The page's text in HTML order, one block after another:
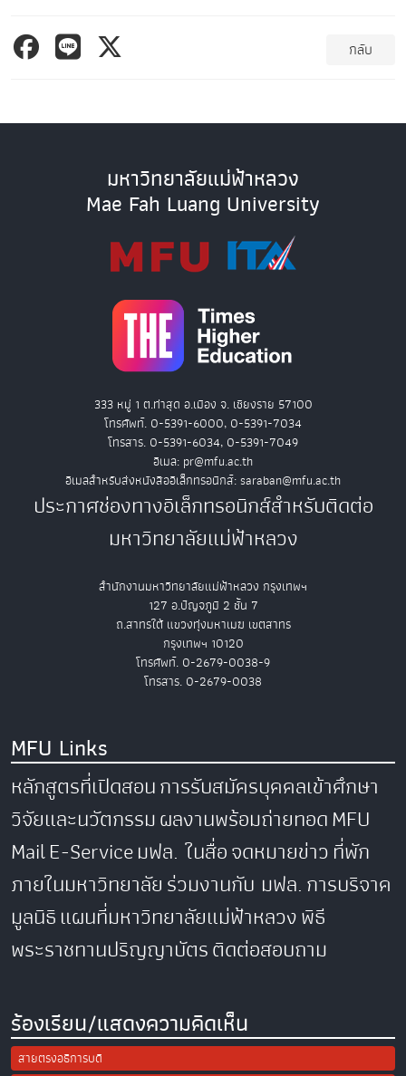
กลับ
มหาวิทยาลัยแม่ฟ้าหลวง
Mae Fah Luang University
333 หมู่ 1 ต.ท่าสุด อ.เมือง จ. เชียงราย 57100
โทรศัพท์. 0-5391-6000, 0-5391-7034
โทรสาร. 0-5391-6034, 0-5391-7049
อีเมล: pr@mfu.ac.th
อีเมลสำหรับส่งหนังสืออิเล็กทรอนิกส์: saraban@mfu.ac.th
ประกาศช่องทางอิเล็กทรอนิกส์สำหรับติดต่อ
มหาวิทยาลัยแม่ฟ้าหลวง
สำนักงานมหาวิทยาลัยแม่ฟ้าหลวง กรุงเทพฯ
127 อ.ปัญจภูมิ 2 ชั้น 7
ถ.สาทรใต้ แขวงทุ่งมหาเมฆ เขตสาทร
กรุงเทพฯ 10120
โทรศัพท์. 0-2679-0038-9
โทรสาร. 0-2679-0038
MFU Links
หลักสูตรที่เปิดสอนการรับสมัครบุคคลเข้าศึกษา
วิจัยและนวัตกรรมผลงานพร้อมถ่ายทอดMFU
MailE-Serviceมฟล. ในสื่อจดหมายข่าวที่พัก
ภายในมหาวิทยาลัยร่วมงานกับ มฟล.การบริจาค
มูลนิธิแผนที่มหาวิทยาลัยแม่ฟ้าหลวงพิธี
พระราชทานปริญญาบัตรติดต่อสอบถาม
ร้องเรียน/แสดงความคิดเห็น
สายตรงอธิการบดี